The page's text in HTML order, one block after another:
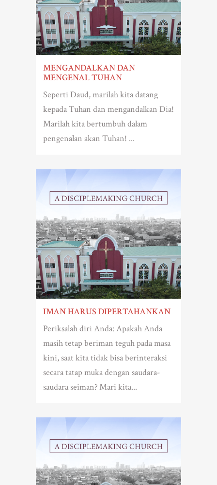
MENGANDALKAN DAN
MENGENAL TUHAN
Seperti Daud, marilah kita datang
kepada Tuhan dan mengandalkan Dia!
Marilah kita bertumbuh dalam
pengenalan akan Tuhan! ...
IMAN HARUS DIPERTAHANKAN
Periksalah diri Anda: Apakah Anda
masih tetap beriman teguh pada masa
kini, saat kita tidak bisa berinteraksi
secara tatap muka dengan saudara-
saudara seiman? Mari kita...